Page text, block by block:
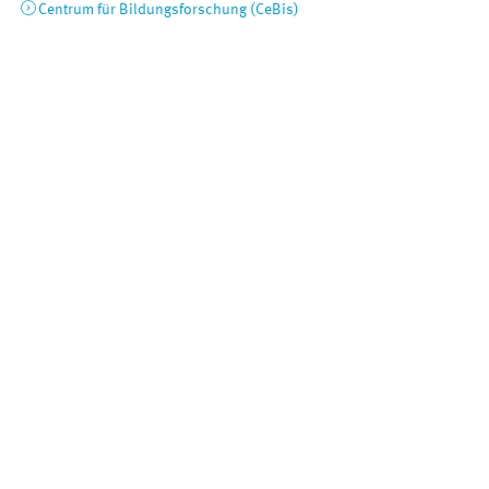
Centrum für Bildungsforschung (CeBis)